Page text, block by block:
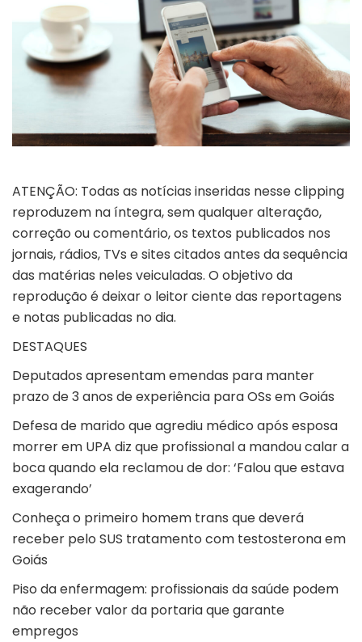
ATENÇÃO: Todas as notícias inseridas nesse clipping
reproduzem na íntegra, sem qualquer alteração,
correção ou comentário, os textos publicados nos
jornais, rádios, TVs e sites citados antes da sequência
das matérias neles veiculadas. O objetivo da
reprodução é deixar o leitor ciente das reportagens
e notas publicadas no dia.
DESTAQUES
Deputados apresentam emendas para manter
prazo de 3 anos de experiência para OSs em Goiás
Defesa de marido que agrediu médico após esposa
morrer em UPA diz que profissional a mandou calar a
boca quando ela reclamou de dor: ‘Falou que estava
exagerando’
Conheça o primeiro homem trans que deverá
receber pelo SUS tratamento com testosterona em
Goiás
Piso da enfermagem: profissionais da saúde podem
não receber valor da portaria que garante
empregos